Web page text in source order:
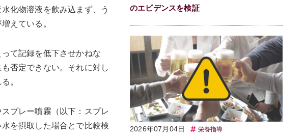
化物溶液を飲み込まず、う
えている。
て記録を低下させかねな
否定できない。それに対し
。
プレー噴霧（以下：スプレ
を摂取した場合とで比較検
のエビデンスを検証
2026年07月04日 栄養指導